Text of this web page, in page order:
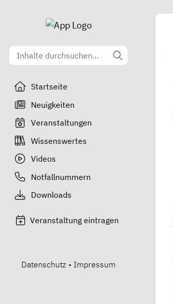
Startseite
Neuigkeiten
Veranstaltungen
Wissenswertes
Videos
Notfallnummern
Downloads
Veranstaltung eintragen
Datenschutz • Impressum